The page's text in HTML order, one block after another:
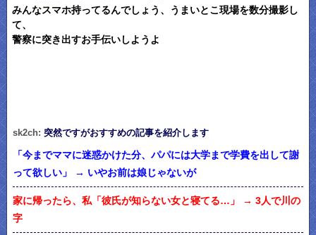
みんなスマホ持ってるんでしょう、うまいとこ現場を数分撮影し
て、
警察に突き出すお手伝いしようよ
sk2ch: 突然ですがおすすめの記事を紹介します
「今までママに迷惑かけた分、パパには大学まで学費を出して謝
って欲しい」 → いやお前は娘じゃないが
家に帰ったら、私「彼氏が知らない女と寝てる…」 → 3人で川の
字